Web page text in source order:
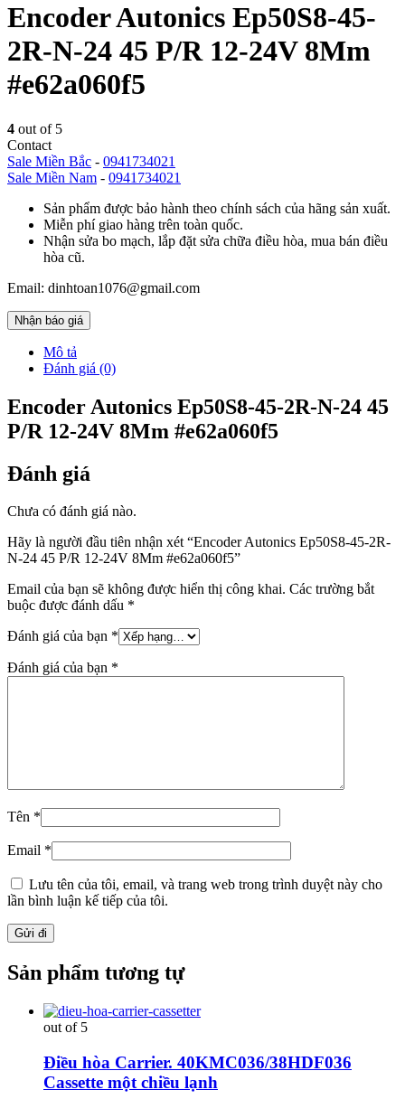
Encoder Autonics Ep50S8-45-
2R-N-24 45 P/R 12-24V 8Mm
#e62a060f5
4 out of 5
Contact
Sale Miền Bắc - 0941734021
Sale Miền Nam - 0941734021
Sản phẩm được bảo hành theo chính sách của hãng sản xuất.
Miễn phí giao hàng trên toàn quốc.
Nhận sửa bo mạch, lắp đặt sửa chữa điều hòa, mua bán điều
hòa cũ.
Email: dinhtoan1076@gmail.com
Nhận báo giá
Mô tả
Đánh giá (0)
Encoder Autonics Ep50S8-45-2R-N-24 45
P/R 12-24V 8Mm #e62a060f5
Đánh giá
Chưa có đánh giá nào.
Hãy là người đầu tiên nhận xét “Encoder Autonics Ep50S8-45-2R-
N-24 45 P/R 12-24V 8Mm #e62a060f5”
Email của bạn sẽ không được hiển thị công khai. Các trường bắt
buộc được đánh dấu *
Đánh giá của bạn *
Đánh giá của bạn *
Tên *
Email *
Lưu tên của tôi, email, và trang web trong trình duyệt này cho
lần bình luận kế tiếp của tôi.
Sản phẩm tương tự
out of 5
Điều hòa Carrier. 40KMC036/38HDF036
Cassette một chiều lạnh